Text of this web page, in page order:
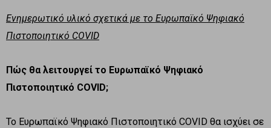
Ενημερωτικό υλικό σχετικά με το Ευρωπαϊκό Ψηφιακό
Πιστοποιητικό COVID
Πώς θα λειτουργεί το Ευρωπαϊκό Ψηφιακό
Πιστοποιητικό COVID;
Το Ευρωπαϊκό Ψηφιακό Πιστοποιητικό COVID θα ισχύει σε